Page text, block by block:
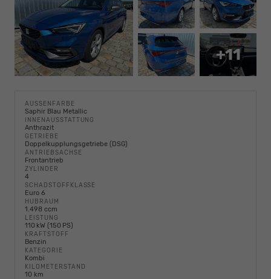
+11
AUSSENFARBE
Saphir Blau Metallic
INNENAUSSTATTUNG
Anthrazit
GETRIEBE
Doppelkupplungsgetriebe (DSG)
ANTRIEBSACHSE
Frontantrieb
ZYLINDER
4
SCHADSTOFFKLASSE
Euro 6
HUBRAUM
1.498 ccm
LEISTUNG
110 kW (150 PS)
KRAFTSTOFF
Benzin
KATEGORIE
Kombi
KILOMETERSTAND
10 km